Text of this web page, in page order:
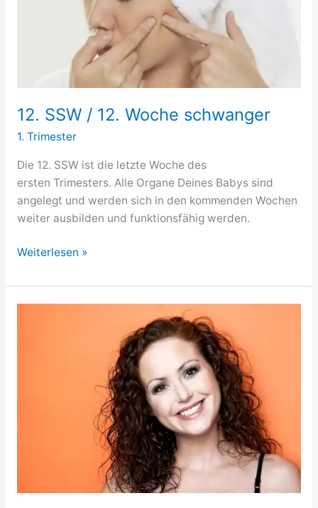
12. SSW / 12. Woche schwanger
1. Trimester
Die 12. SSW ist die letzte Woche des
ersten Trimesters. Alle Organe Deines Babys sind
angelegt und werden sich in den kommenden Wochen
weiter ausbilden und funktionsfähig werden.
12.
/
12.
Weiterlesen »